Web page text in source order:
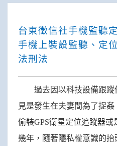
台東徵信社手機監聽
手機上裝設監聽、定
法刑法
過去因以科技設備跟
見是發生在夫妻間為了捉
偷裝GPS衛星定位追蹤器
幾年，隨著隱私權意識的